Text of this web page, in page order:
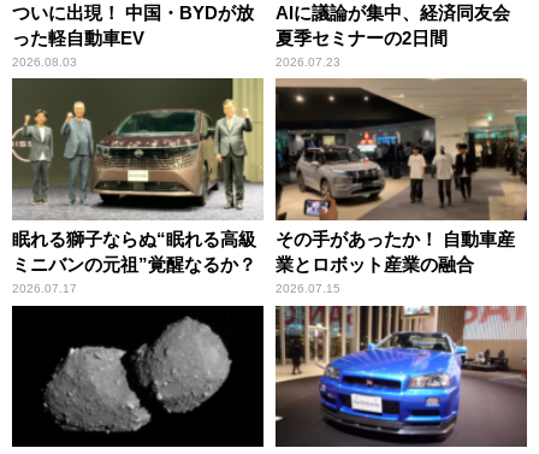
ついに出現！ 中国・BYDが放
った軽自動車EV
2026.08.03
AIに議論が集中、経済同友会
夏季セミナーの2日間
2026.07.23
眠れる獅子ならぬ“眠れる高級
ミニバンの元祖”覚醒なるか？
2026.07.17
その手があったか！ 自動車産
業とロボット産業の融合
2026.07.15